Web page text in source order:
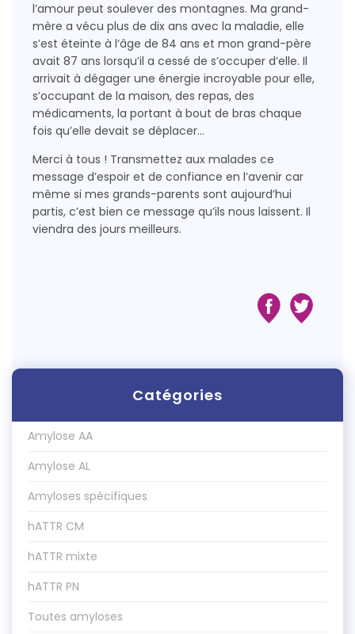
l’amour peut soulever des montagnes. Ma grand-
mère a vécu plus de dix ans avec la maladie, elle
s’est éteinte à l‘âge de 84 ans et mon grand-père
avait 87 ans lorsqu’il a cessé de s’occuper d’elle. Il
arrivait à dégager une énergie incroyable pour elle,
s’occupant de la maison, des repas, des
médicaments, la portant à bout de bras chaque
fois qu’elle devait se déplacer…
Merci à tous ! Transmettez aux malades ce
message d’espoir et de confiance en l’avenir car
même si mes grands-parents sont aujourd’hui
partis, c’est bien ce message qu’ils nous laissent. Il
viendra des jours meilleurs.
Catégories
Amylose AA
Amylose AL
Amyloses spécifiques
hATTR CM
hATTR mixte
hATTR PN
Toutes amyloses